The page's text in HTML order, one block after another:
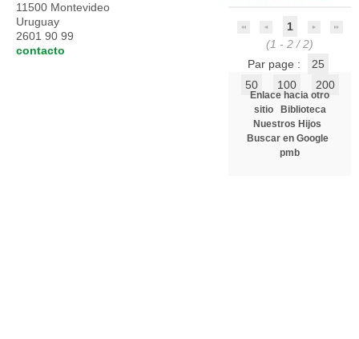
1
(1 - 2 / 2)
Par page :
25
50
100 200
Enlace hacia otro
sitio
Biblioteca
Nuestros Hijos
Buscar en Google
pmb
11500 Montevideo
Uruguay
2601 90 99
contacto